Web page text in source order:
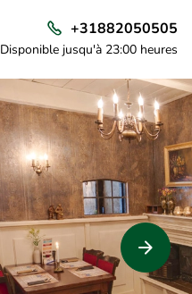
+31882050505
Disponible jusqu'à 23:00 heures